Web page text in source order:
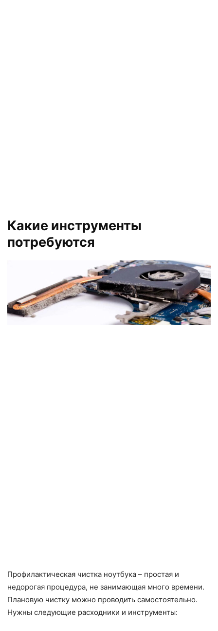
Какие инструменты
потребуются
Профилактическая чистка ноутбука – простая и
недорогая процедура, не занимающая много времени.
Плановую чистку можно проводить самостоятельно.
Нужны следующие расходники и инструменты: